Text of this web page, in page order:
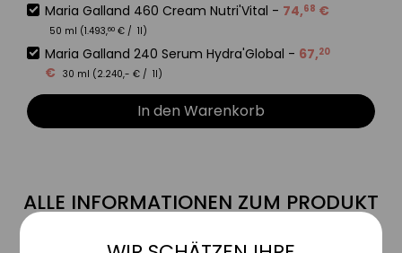
Maria Galland 460 Cream Nutri'Vital - 74,68 €
50 ml (1.493,60 € / 1l)
Maria Galland 240 Serum Hydra'Global - 67,20
€ 30 ml (2.240,- € / 1l)
In den Warenkorb
ALLE INFORMATIONEN ZUM PRODUKT